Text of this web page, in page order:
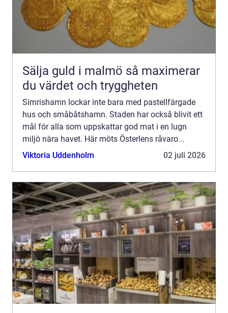
Sälja guld i malmö så maximerar
du värdet och tryggheten
Simrishamn lockar inte bara med pastellfärgade
hus och småbåtshamn. Staden har också blivit ett
mål för alla som uppskattar god mat i en lugn
miljö nära havet. Här möts Österlens råvaro...
Viktoria Uddenholm
02 juli 2026